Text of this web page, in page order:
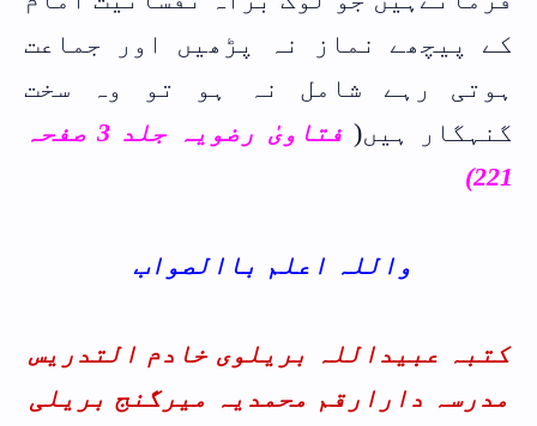
کے پیچھے نماز نہ پڑھیں اور جماعت
ہوتی رہے شامل نہ ہو تو وہ سخت
گنہگار ہیں(
فتاویٰ رضویہ جلد 3 صفحہ
221)
واللہ اعلم باالصواب
کتبہ عبیداللہ بریلوی خادم التدریس
مدرسہ دارارقم محمدیہ میرگنج بریلی